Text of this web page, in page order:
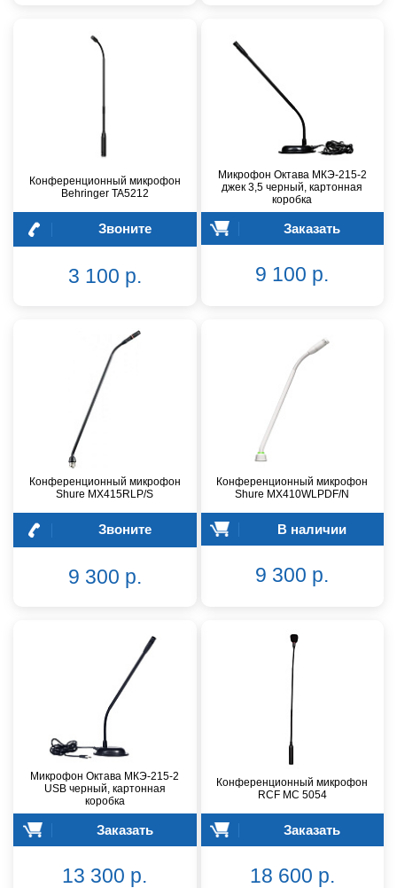
Конференционный микрофон
Behringer TA5212
Звоните
3 100 р.
Микрофон Октава МКЭ-215-2
джек 3,5 черный, картонная
коробка
Заказать
9 100 р.
Конференционный микрофон
Shure MX415RLP/S
Звоните
9 300 р.
Конференционный микрофон
Shure MX410WLPDF/N
В наличии
9 300 р.
Микрофон Октава МКЭ-215-2
USB черный, картонная
коробка
Заказать
13 300 р.
Конференционный микрофон
RCF MC 5054
Заказать
18 600 р.